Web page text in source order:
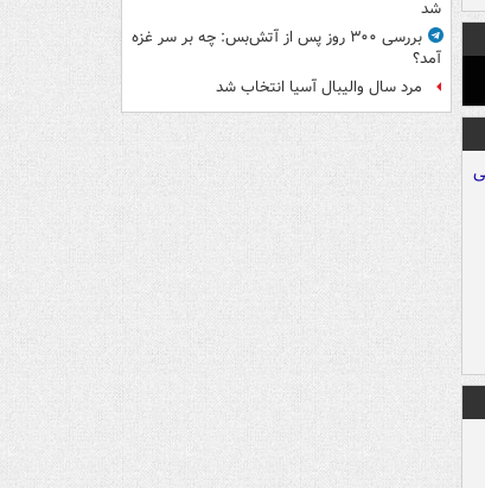
شد
بررسی ۳۰۰ روز پس از آتش‌بس: چه بر سر غزه
آمد؟
مرد سال والیبال آسیا انتخاب شد